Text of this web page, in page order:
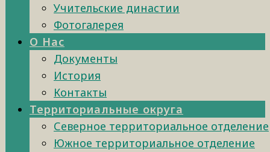
Учительские династии
Фотогалерея
О Нас
Документы
История
Контакты
Территориальные округа
Северное территориальное отделение
Южное территориальное отделение